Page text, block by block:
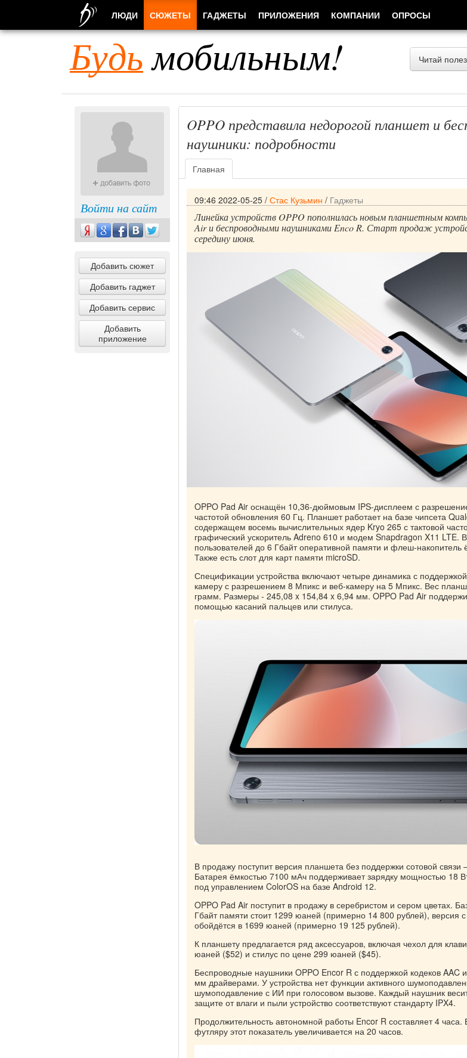
Будьмобильным! Читай
Войти на сайт
Добавить сюжет
Добавить гаджет
Добавить сервис
Добавить
приложение
OPPO представила недорогой планшет и
наушники: подробности
Главная
09:46 2022-05-25 / Стас Кузьмин / Гаджеты
Линейка устройств OPPO пополнилась новым планшетным
Air и беспроводными наушниками Enco R. Старт продаж
середину июня.
OPPO Pad Air оснащён 10,36-дюймовым IPS-дисплеем с
частотой обновления 60 Гц. Планшет работает на базе чипсета
содержащем восемь вычислительных ядер Kryo 265 с тактовой
графический ускоритель Adreno 610 и модем Snapdragon X11 LTE.
пользователей до 6 Гбайт оперативной памяти и флеш-накопитель
Также есть слот для карт памяти microSD.
Спецификации устройства включают четыре динамика с
камеру с разрешением 8 Мпикс и веб-камеру на 5 Мпикс. Вес
грамм. Размеры - 245,08 x 154,84 x 6,94 мм. OPPO Pad Air
помощью касаний пальцев или стилуса.
В продажу поступит версия планшета без поддержки сотовой связи
Батарея ёмкостью 7100 мАч поддерживает зарядку мощностью 18
под управлением ColorOS на базе Android 12.
OPPO Pad Air поступит в продажу в серебристом и сером цветах.
Гбайт памяти стоит 1299 юаней (примерно 14 800 рублей), версия
обойдётся в 1699 юаней (примерно 19 125 рублей).
К планшету предлагается ряд аксессуаров, включая чехол для
юаней ($52) и стилус по цене 299 юаней ($45).
Беспроводные наушники OPPO Encor R с поддержкой кодеков AAC
мм драйверами. У устройства нет функции активного
шумоподавление с ИИ при голосовом вызове. Каждый наушник
защите от влаги и пыли устройство соответствуют стандарту IPX4.
Продолжительность автономной работы Encor R составляет 4
футляру этот показатель увеличивается на 20 часов.
ЛЮДИ СЮЖЕТЫ ГАДЖЕТЫ ПРИЛОЖЕНИЯ КОМПАНИИ ОПРОСЫ